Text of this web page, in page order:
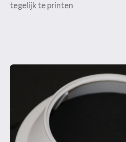
tegelijk te printen